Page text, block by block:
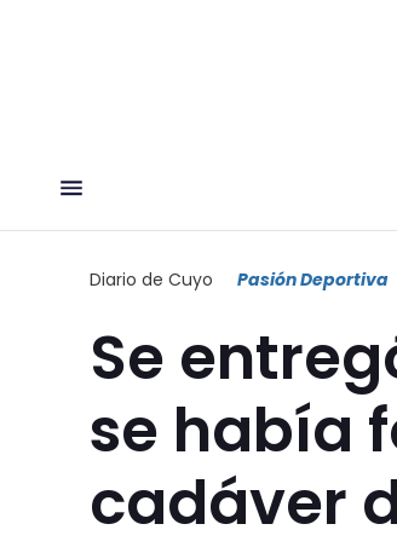
Diario de Cuyo Pasión Deportiva
Se
se había
cadáver